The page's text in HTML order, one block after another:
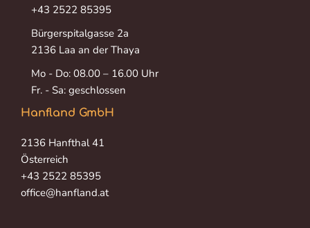
+43 2522 85395
Bürgerspitalgasse 2a
2136 Laa an der Thaya
Mo - Do: 08.00 – 16.00 Uhr
Fr. - Sa: geschlossen
Hanfland GmbH
2136 Hanfthal 41
Österreich
+43 2522 85395
office@hanfland.at